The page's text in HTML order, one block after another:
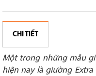
CHI TIẾT
Một trong những mẫu
hiện nay là giường